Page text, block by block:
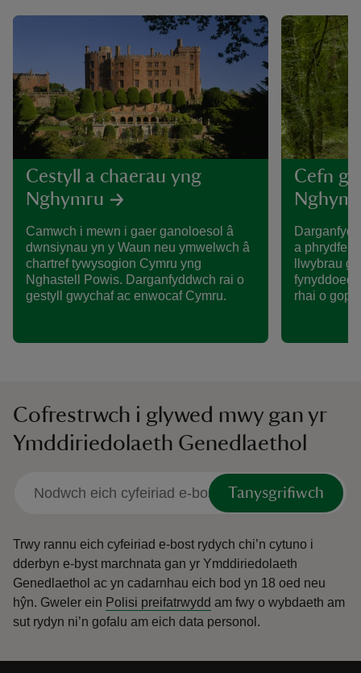
Cestyll a chaerau yng
Nghymru
Camwch i mewn i gaer ganoloesol â
dwnsiynau yn y Waun neu ymwelwch â
chartref tywysogion Cymru yng
Nghastell Powis. Darganfyddwch rai o
gestyll gwychaf ac enwocaf Cymru.
Cefn
a
llwybrau
rhai o
Cofrestrwch i glywed mwy gan yr
Ymddiriedolaeth Genedlaethol
Tanysgrifiwch
Trwy rannu eich cyfeiriad e-bost rydych chi’n cytuno i
dderbyn e-byst marchnata gan yr Ymddiriedolaeth
Genedlaethol ac yn cadarnhau eich bod yn 18 oed neu
hŷn. Gweler ein Polisi preifatrwydd am fwy o wybdaeth am
sut rydyn ni’n gofalu am eich data personol.